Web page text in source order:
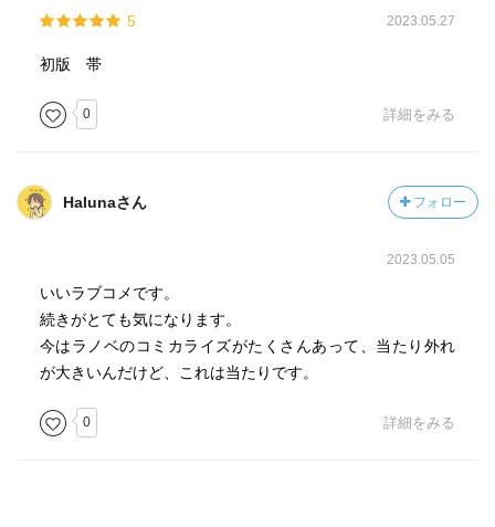
5 2023.05.27
初版 帯
0 詳細をみる
Halunaさん フォロー
2023.05.05
いいラブコメです。
続きがとても気になります。
今はラノベのコミカライズがたくさんあって、当たり外れ
が大きいんだけど、これは当たりです。
0 詳細をみる